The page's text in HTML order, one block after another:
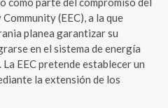
(EEC), a la que
planea garantizar su
en el sistema de energía
EEC pretende establecer un
la extensión de los